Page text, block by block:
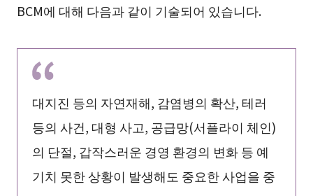
BCM에 대해 다음과 같이 기술되어 있습니다.
대지진 등의 자연재해, 감염병의 확산, 테러
등의 사건, 대형 사고, 공급망(서플라이 체인)
의 단절, 갑작스러운 경영 환경의 변화 등 예
기치 못한 상황이 발생해도 중요한 사업을 중